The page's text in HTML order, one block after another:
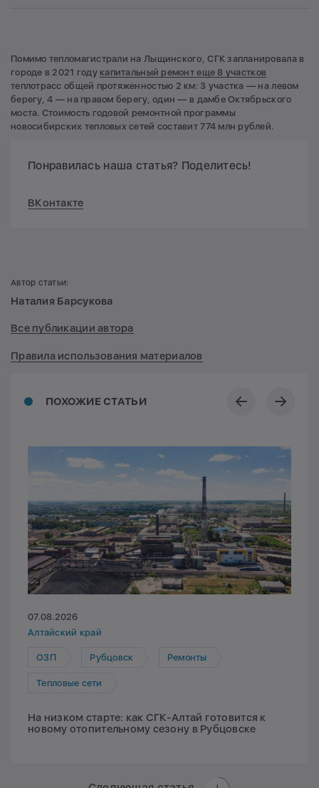
Помимо тепломагистрали на Лыщинского, СГК запланировала в
городе в 2021 году капитальный ремонт еще 8 участков
теплотрасс общей протяженностью 2 км: 3 участка — на левом
берегу, 4 — на правом берегу, один — в дамбе Октябрьского
моста. Стоимость годовой ремонтной программы
новосибирских тепловых сетей составит 774 млн рублей.
Понравилась наша статья? Поделитесь!
ВКонтакте
ПОХОЖИЕ СТАТЬИ
07.08.2026
Алтайский край
ОЗП Рубцовск Ремонты
Тепловые сети
На низком старте: как СГК-Алтай готовится к
новому отопительному сезону в Рубцовске
Автор статьи:
Наталия Барсукова
Все публикации автора
Правила использования материалов